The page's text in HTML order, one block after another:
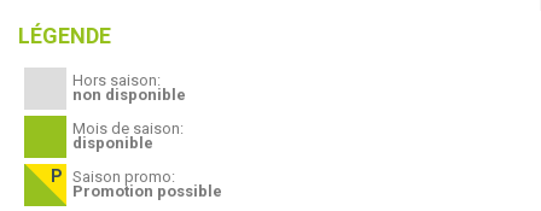
LÉGENDE
Hors saison:
non disponible
Mois de saison:
disponible
Saison promo:
Promotion possible